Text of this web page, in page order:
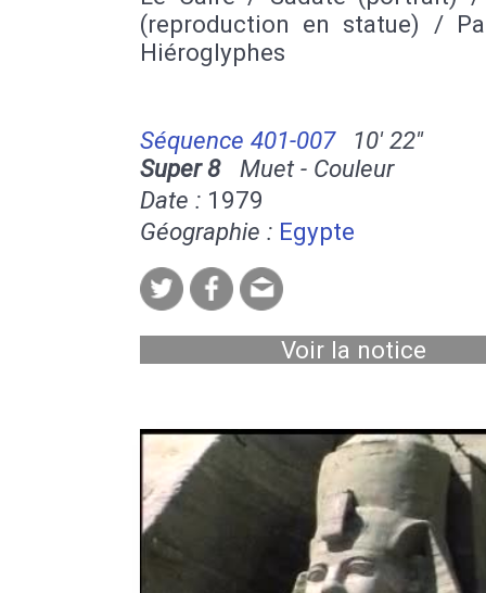
(reproduction en statue) /
Hiéroglyphes
Séquence 401-007
10' 22''
Super 8Muet - Couleur
Date : 1979
Géographie : Egypte
Voir la notice